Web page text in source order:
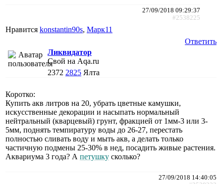
27/09/2018 09:29:37
#2538225
Нравится konstantin90s, Марк11
Ответить
Ликвидатор
Свой на Aqa.ru
2372 2825 Ялта
Коротко:
Купить акв литров на 20, убрать цветные камушки,
искусственные декорации и насыпать нормальный
нейтральный (кварцевый) грунт, фракцией от 1мм-3 или 3-
5мм, поднять темпиратуру воды до 26-27, перестать
полностью сливать воду и мыть акв, а делать только
частичную подмены 25-30% в нед, посадить живые растения.
Аквариума 3 года? А петушку сколько?
27/09/2018 14:40:05